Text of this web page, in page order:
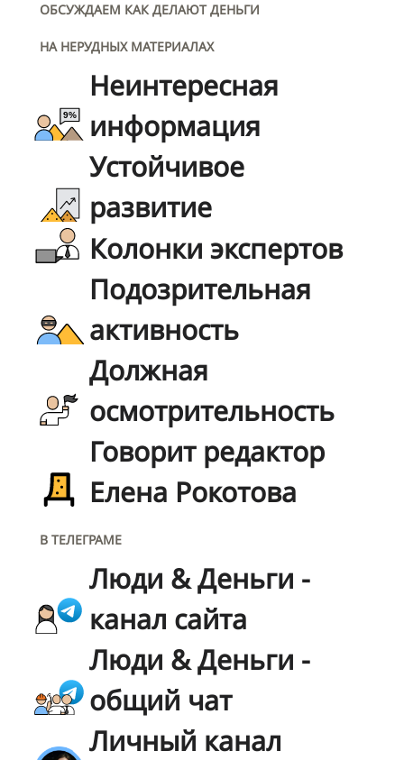
ОБСУЖДАЕМ КАК ДЕЛАЮТ ДЕНЬГИ
НА НЕРУДНЫХ МАТЕРИАЛАХ
Неинтересная
информация
Устойчивое
развитие
Колонки экспертов
Подозрительная
активность
Должная
осмотрительность
Говорит редактор
Елена Рокотова
В ТЕЛЕГРАМЕ
Люди & Деньги -
канал сайта
Люди & Деньги -
общий чат
Личный канал